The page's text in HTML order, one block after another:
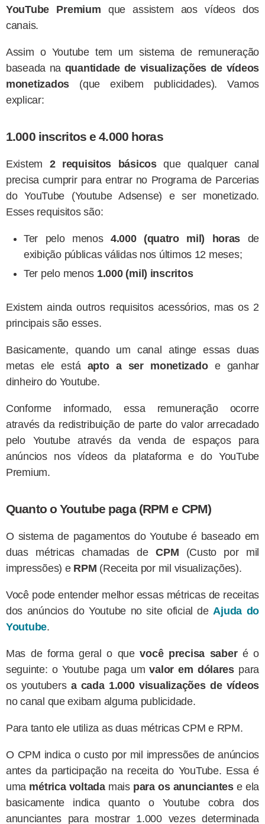
YouTube Premium que assistem aos vídeos dos
canais.
Assim o Youtube tem um sistema de remuneração
baseada na quantidade de visualizações de vídeos
monetizados (que exibem publicidades). Vamos
explicar:
1.000 inscritos e 4.000 horas
Existem 2 requisitos básicosque qualquer canal
precisa cumprir para entrar no Programa de Parcerias
do YouTube (Youtube Adsense) e ser monetizado.
Esses requisitos são:
Ter pelo menos 4.000 (quatro mil) horas de
exibição públicas válidas nos últimos 12 meses;
Ter pelo menos 1.000 (mil) inscritos
Existem ainda outros requisitos acessórios, mas os 2
principais são esses.
Basicamente, quando um canal atinge essas duas
metas ele está apto a ser monetizadoe ganhar
dinheiro do Youtube.
Conforme informado, essa remuneração ocorre
através da redistribuição de parte do valor arrecadado
pelo Youtube através da venda de espaços para
anúncios nos vídeos da plataforma e do YouTube
Premium.
Quanto o Youtube paga (RPM e CPM)
O sistema de pagamentos do Youtube é baseado em
duas métricas chamadas deCPM (Custo por mil
impressões) e RPM (Receita por mil visualizações).
Você pode entender melhor essas métricas de receitas
dos anúncios do Youtube no site oficial deAjuda do
Youtube.
Mas de forma geral o quevocê precisa saberé o
seguinte: o Youtube paga umvalor em dólarespara
os youtubers a cada 1.000 visualizações de vídeos
no canal que exibam alguma publicidade.
Para tanto ele utiliza as duas métricas CPM e RPM.
O CPM indica o custo por mil impressões de anúncios
antes da participação na receita do YouTube. Essa é
uma métrica voltadamais para os anunciantese ela
basicamente indica quanto o Youtube cobra dos
anunciantes para mostrar 1.000 vezes determinada